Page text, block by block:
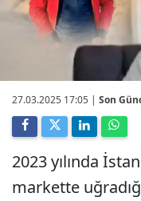
27.03.2025 17:05 | Son
2023 yılında
markette